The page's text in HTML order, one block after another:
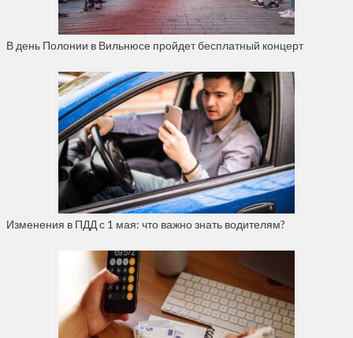
В день Полонии в Вильнюсе пройдет бесплатный концерт
Изменения в ПДД с 1 мая: что важно знать водителям?